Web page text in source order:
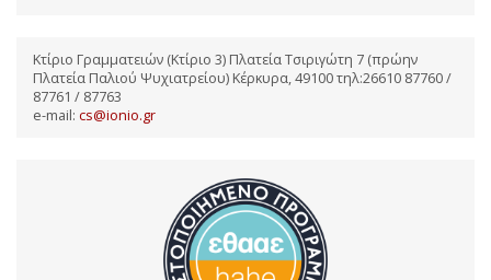
Κτίριο Γραμματειών (Κτίριο 3) Πλατεία Τσιριγώτη 7 (πρώην
Πλατεία Παλιού Ψυχιατρείου) Κέρκυρα, 49100 τηλ:26610 87760 /
87761 / 87763
e-mail: cs@ionio.gr